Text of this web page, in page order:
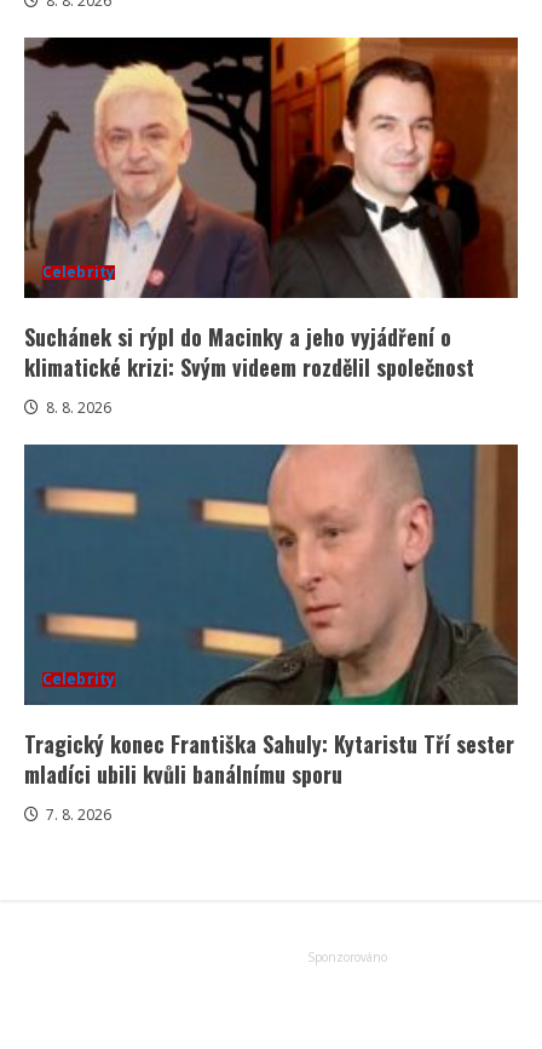
Celebrity
Suchánek si rýpl do Macinky a jeho vyjádření o
klimatické krizi: Svým videem rozdělil společnost
8. 8. 2026
Celebrity
Tragický konec Františka Sahuly: Kytaristu Tří sester
mladíci ubili kvůli banálnímu sporu
7. 8. 2026